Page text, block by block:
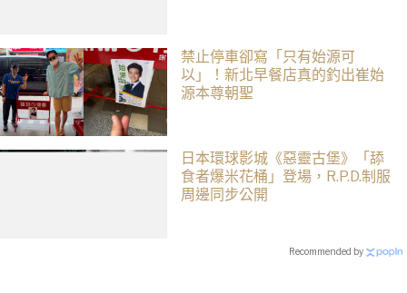
禁止停車卻寫「只有始源可
以」！新北早餐店真的釣出崔始
源本尊朝聖
日本環球影城《惡靈古堡》「舔
食者爆米花桶」登場，R.P.D.制服
周邊同步公開
Recommended by